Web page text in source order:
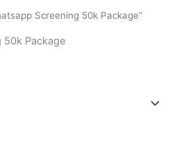
Screening 50k Package”
50k Package